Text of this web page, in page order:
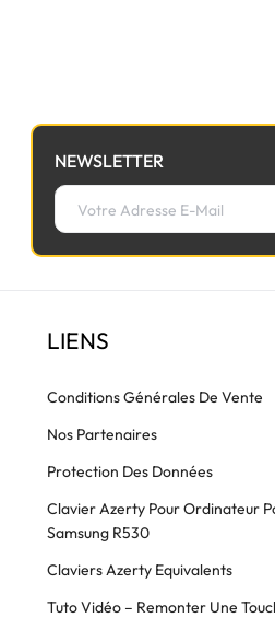
NEWSLETTER
LIENS
Conditions Générales De Vente
Nos Partenaires
Protection Des Données
Clavier Azerty Pour Ordinateur
Samsung R530
Claviers Azerty Equivalents
Tuto Vidéo – Remonter Une